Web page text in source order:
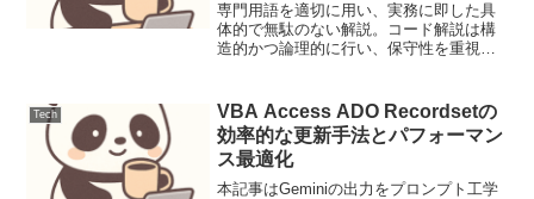
専門用語を適切に用い、実務に即した具
体的で無駄のない解説。コード解説は構
造的かつ論理的に行い、保守性を重視。
「今すぐ使いたい」に応えつつ、...
Tech
VBA Access ADO Recordsetの
効率的な更新手法とパフォーマン
ス最適化
本記事はGeminiの出力をプロンプト工学